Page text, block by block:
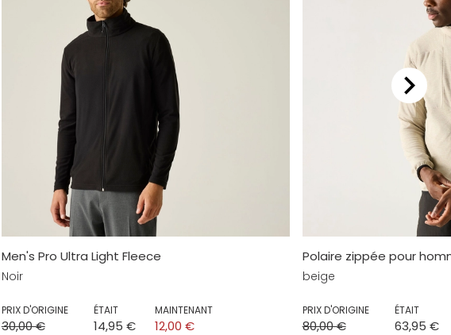
Men's Pro Ultra Light Fleece
Noir
PRIX D'ORIGINE
30,00 €
ÉTAIT
14,95 €
MAINTENANT
12,00 €
Polaire zippée pour
beige
PRIX D'ORIGINE
80,00 €
ÉTAIT
63,95 €